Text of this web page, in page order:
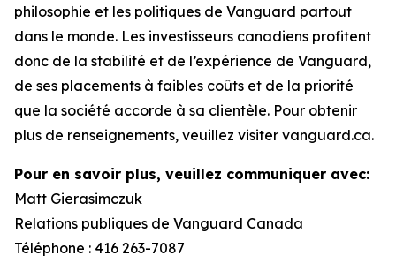
philosophie et les politiques de Vanguard partout
dans le monde. Les investisseurs canadiens profitent
donc de la stabilité et de l’expérience de Vanguard,
de ses placements à faibles coûts et de la priorité
que la société accorde à sa clientèle. Pour obtenir
plus de renseignements, veuillez visiter vanguard.ca.
Pour en savoir plus, veuillez communiquer avec:
Matt Gierasimczuk
Relations publiques de Vanguard Canada
Téléphone : 416 263-7087